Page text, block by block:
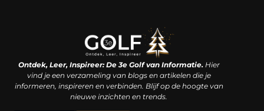
Ontdek, Leer, Inspireer: De 3e Golf van Informatie.Hier
vind je een verzameling van blogs en artikelen die je
informeren, inspireren en verbinden. Blijf op de hoogte van
nieuwe inzichten en trends.